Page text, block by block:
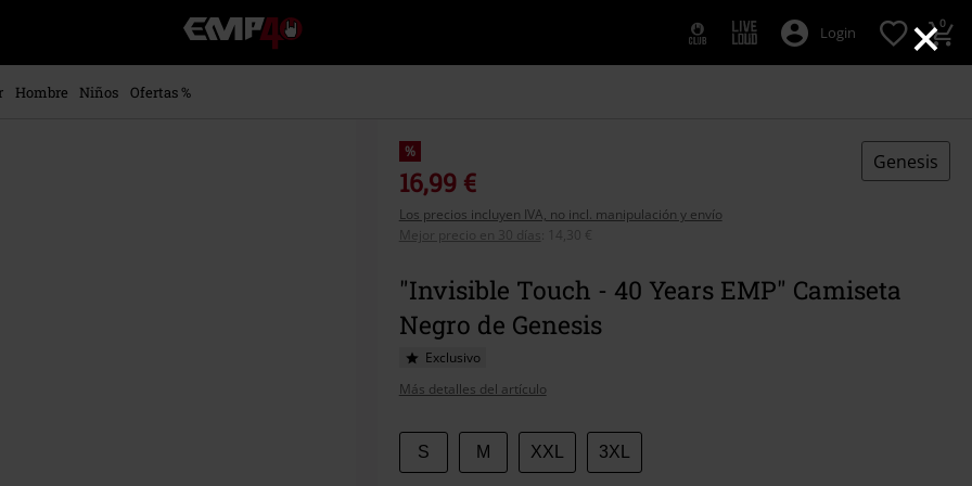
×
EMP
-
Música,
Login 0
Hombre Niños
Ofertas %
%
16,99 €
Los precios incluyen IVA, no incl. manipulación y envío
Mejor precio en 30 días
14,30 €
Genesis
"Invisible Touch - 40 Years EMP" Camiseta
Negro de Genesis
Exclusivo
Más detalles del artículo
Elige
tu
S M XXL 3XL